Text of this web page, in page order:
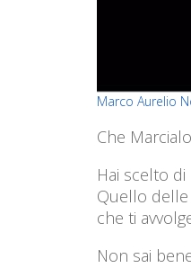
Marco Aurelio
Che
Hai scelto
Quello delle
che ti
Non sai